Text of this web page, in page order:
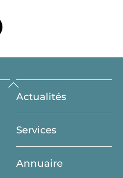
Back
To
Top
Actualités
Services
Annuaire